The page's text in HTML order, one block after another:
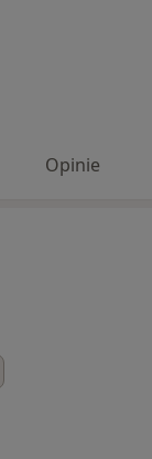
Opinie